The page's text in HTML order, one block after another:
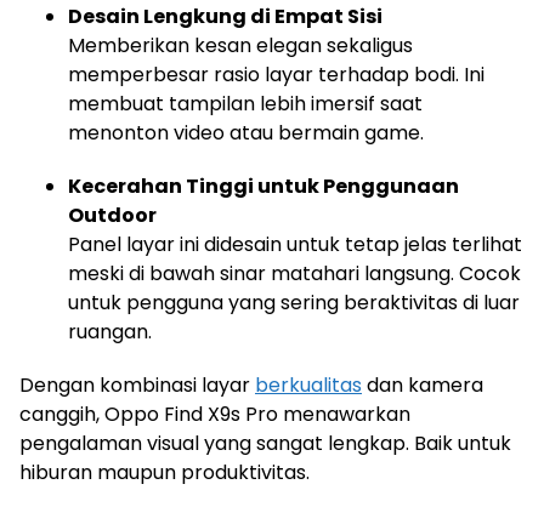
Desain Lengkung di Empat Sisi
Memberikan kesan elegan sekaligus
memperbesar rasio layar terhadap bodi. Ini
membuat tampilan lebih imersif saat
menonton video atau bermain game.
Kecerahan Tinggi untuk Penggunaan
Outdoor
Panel layar ini didesain untuk tetap jelas terlihat
meski di bawah sinar matahari langsung. Cocok
untuk pengguna yang sering beraktivitas di luar
ruangan.
Dengan kombinasi layar berkualitas dan kamera
canggih, Oppo Find X9s Pro menawarkan
pengalaman visual yang sangat lengkap. Baik untuk
hiburan maupun produktivitas.